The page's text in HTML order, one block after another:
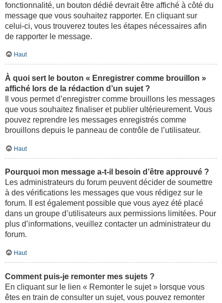
fonctionnalité, un bouton dédié devrait être affiché à côté du
message que vous souhaitez rapporter. En cliquant sur
celui-ci, vous trouverez toutes les étapes nécessaires afin
de rapporter le message.
Haut
À quoi sert le bouton « Enregistrer comme brouillon »
affiché lors de la rédaction d’un sujet ?
Il vous permet d’enregistrer comme brouillons les messages
que vous souhaitez finaliser et publier ultérieurement. Vous
pouvez reprendre les messages enregistrés comme
brouillons depuis le panneau de contrôle de l’utilisateur.
Haut
Pourquoi mon message a-t-il besoin d’être approuvé ?
Les administrateurs du forum peuvent décider de soumettre
à des vérifications les messages que vous rédigez sur le
forum. Il est également possible que vous ayez été placé
dans un groupe d’utilisateurs aux permissions limitées. Pour
plus d’informations, veuillez contacter un administrateur du
forum.
Haut
Comment puis-je remonter mes sujets ?
En cliquant sur le lien « Remonter le sujet » lorsque vous
êtes en train de consulter un sujet, vous pouvez remonter